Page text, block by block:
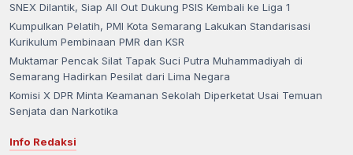
SNEX Dilantik, Siap All Out Dukung PSIS Kembali ke Liga 1
Kumpulkan Pelatih, PMI Kota Semarang Lakukan Standarisasi
Kurikulum Pembinaan PMR dan KSR
Muktamar Pencak Silat Tapak Suci Putra Muhammadiyah di
Semarang Hadirkan Pesilat dari Lima Negara
Komisi X DPR Minta Keamanan Sekolah Diperketat Usai Temuan
Senjata dan Narkotika
Info Redaksi